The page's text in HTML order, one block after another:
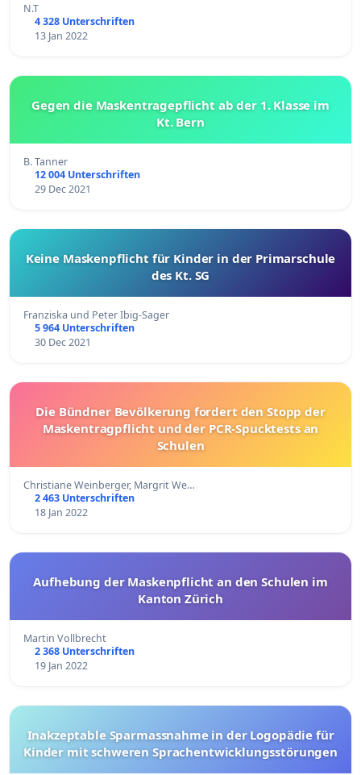
N.T
4 328 Unterschriften
13 Jan 2022
Gegen die Maskentragepflicht ab der 1. Klasse im
Kt. Bern
B. Tanner
12 004 Unterschriften
29 Dec 2021
Keine Maskenpflicht für Kinder in der Primarschule
des Kt. SG
Franziska und Peter Ibig-Sager
5 964 Unterschriften
30 Dec 2021
Die Bündner Bevölkerung fordert den Stopp der
Maskentragpflicht und der PCR-Spucktests an
Schulen
Christiane Weinberger, Margrit We…
2 463 Unterschriften
18 Jan 2022
Aufhebung der Maskenpflicht an den Schulen im
Kanton Zürich
Martin Vollbrecht
2 368 Unterschriften
19 Jan 2022
Inakzeptable Sparmassnahme in der Logopädie für
Kinder mit schweren Sprachentwicklungsstörungen